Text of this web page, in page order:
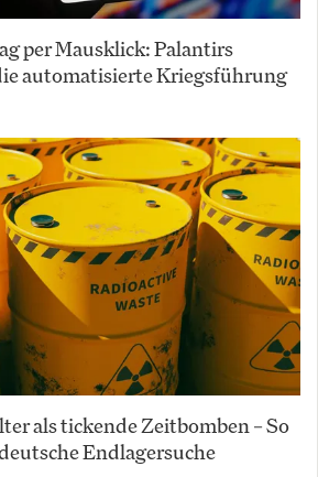
per Mausklick: Palantirs
automatisierte Kriegsführung
als tickende Zeitbomben – So
Endlagersuche